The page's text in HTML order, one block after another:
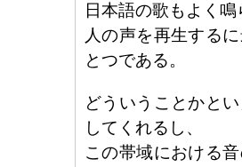
日本語の歌もよく
人の声を再生する
とつである。
どういうことかと
してくれるし、
この帯域における